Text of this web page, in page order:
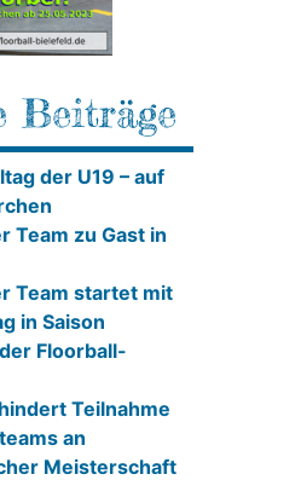
Beiträge
der U19 – auf
Team zu Gast in
Team startet mit
in Saison
Floorball-
Teilnahme
an
Meisterschaft